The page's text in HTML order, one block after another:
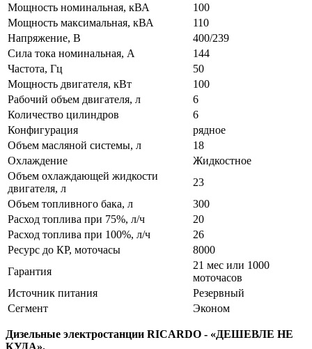
Мощность номинальная, кВА
100
Мощность максимальная, кВА
110
Напряжение, В
400/239
Сила тока номинальная, А
144
Частота, Гц
50
Мощность двигателя, кВт
100
Рабочий объем двигателя, л
6
Количество цилиндров
6
Конфигурация
рядное
Объем масляной системы, л
18
Охлаждение
Жидкостное
Объем охлаждающей жидкости
двигателя, л
23
Объем топливного бака, л
300
Расход топлива при 75%, л/ч
20
Расход топлива при 100%, л/ч
26
Ресурс до КР, моточасы
8000
Гарантия
21 мес или 1000
моточасов
Источник питания
Резервный
Сегмент
Эконом
Дизельные электростанции RICARDO - «ДЕШЕВЛЕ НЕ
КУДА».